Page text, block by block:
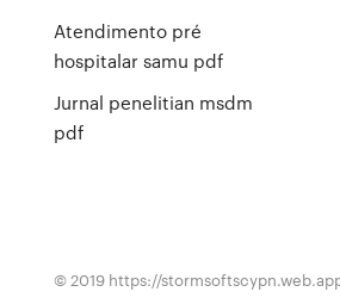
Atendimento pré
hospitalar samu pdf
Jurnal penelitian msdm
pdf
© 2019 https://